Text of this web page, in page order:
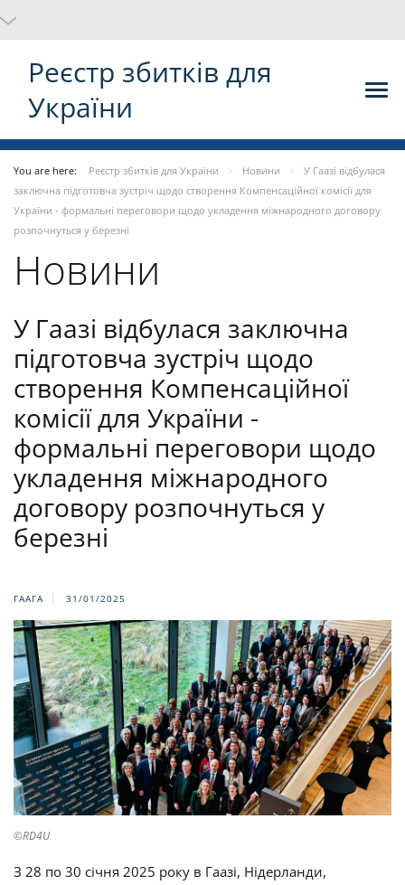
Реєстр збитків для
України
You are here: Реєстр збитків для України Новини
У Гаазі відбулася
заключна підготовча зустріч щодо створення Компенсаційної комісії для
України - формальні переговори щодо укладення міжнародного договору
розпочнуться у березні
Новини
У Гаазі відбулася заключна
підготовча зустріч щодо
створення Компенсаційної
комісії для України -
формальні переговори щодо
укладення міжнародного
договору розпочнуться у
березні
ГААГА 31/01/2025
©RD4U
З 28 по 30 січня 2025 року в Гаазі, Нідерланди,